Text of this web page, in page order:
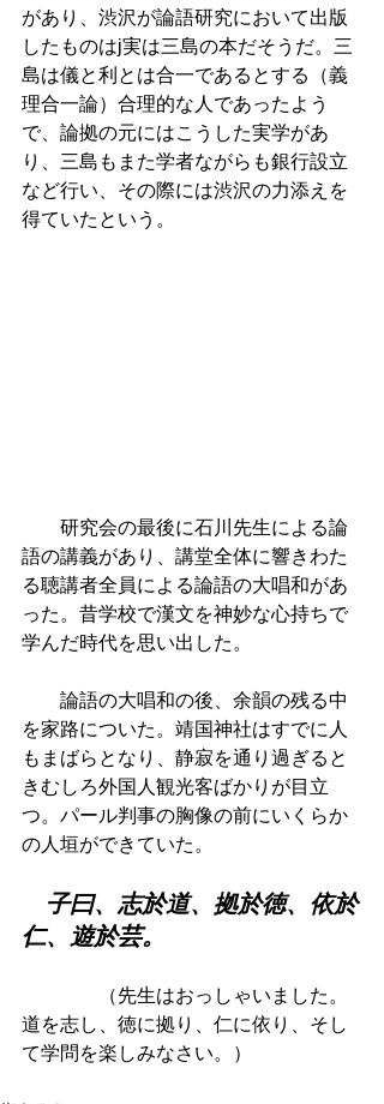
があり、渋沢が論語研究において出版
したものはj実は三島の本だそうだ。三
島は儀と利とは合一であるとする（義
理合一論）合理的な人であったよう
で、論拠の元にはこうした実学があ
り、三島もまた学者ながらも銀行設立
など行い、その際には渋沢の力添えを
得ていたという。
研究会の最後に石川先生による論
語の講義があり、講堂全体に響きわた
る聴講者全員による論語の大唱和があ
った。昔学校で漢文を神妙な心持ちで
学んだ時代を思い出した。
論語の大唱和の後、余韻の残る中
を家路についた。靖国神社はすでに人
もまばらとなり、静寂を通り過ぎると
きむしろ外国人観光客ばかりが目立
つ。パール判事の胸像の前にいくらか
の人垣ができていた。
子曰、志於道、拠於徳、依於
仁、遊於芸。
（先生はおっしゃいました。
道を志し、徳に拠り、仁に依り、そし
て学問を楽しみなさい。）